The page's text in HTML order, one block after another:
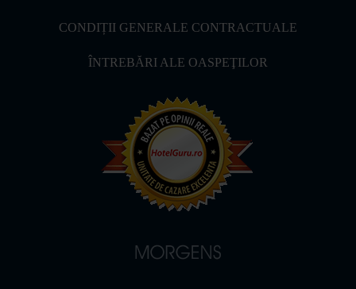
CONDIȚII GENERALE CONTRACTUALE
ÎNTREBĂRI ALE OASPEŢILOR